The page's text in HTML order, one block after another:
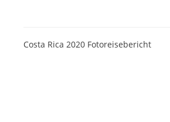
Costa Rica 2020 Fotoreisebericht